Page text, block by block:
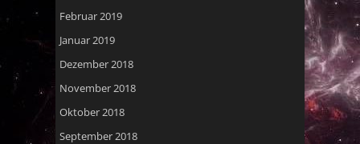
Februar 2019
Januar 2019
Dezember 2018
November 2018
Oktober 2018
September 2018